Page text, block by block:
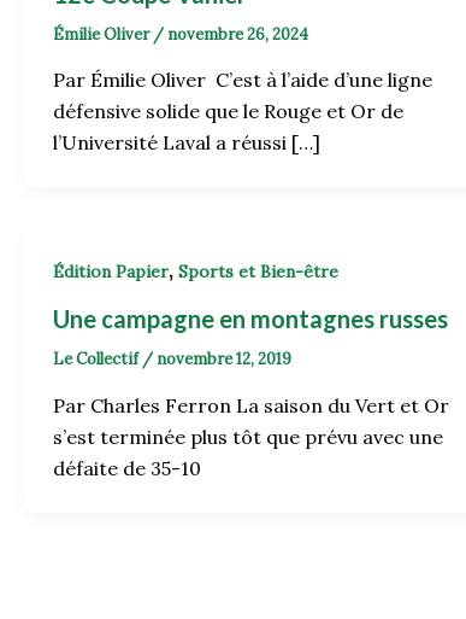
Émilie Oliver / novembre 26, 2024
Par Émilie Oliver C’est à l’aide d’une ligne
défensive solide que le Rouge et Or de
l’Université Laval a réussi […]
Édition Papier, Sports et Bien-être
Une campagne en montagnes russes
Le Collectif / novembre 12, 2019
Par Charles Ferron La saison du Vert et Or
s’est terminée plus tôt que prévu avec une
défaite de 35-10